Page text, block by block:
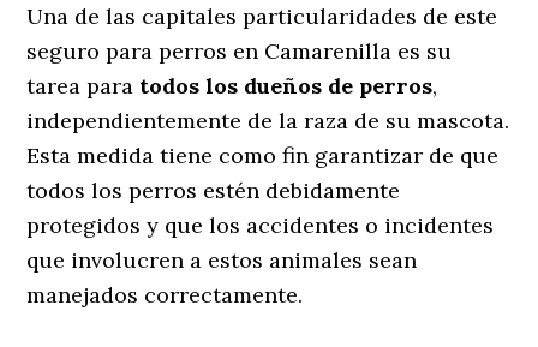
Una de las capitales particularidades de este
seguro para perros en Camarenilla es su
tarea para todos los dueños de perros,
independientemente de la raza de su mascota.
Esta medida tiene como fin garantizar de que
todos los perros estén debidamente
protegidos y que los accidentes o incidentes
que involucren a estos animales sean
manejados correctamente.